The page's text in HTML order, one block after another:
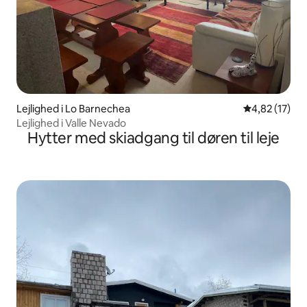
Lejlighed i Lo Barnechea 4,82 ud af 5
4,82 (17)
Lejlighed i Valle Nevado
Hytter med skiadgang til døren til leje